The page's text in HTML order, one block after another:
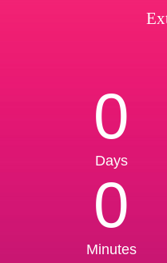
0
Days
0
Minutes